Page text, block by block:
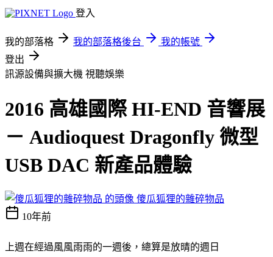
登入
我的部落格 我的部落格後台
我的帳號
登出
訊源設備與擴大機 視聽娛樂
2016 高雄國際 HI-END 音響展
－ Audioquest Dragonfly 微型
USB DAC 新產品體驗
傻瓜狐狸的雜碎物品
10年前
上週在經過風風雨雨的一週後，總算是放晴的週日